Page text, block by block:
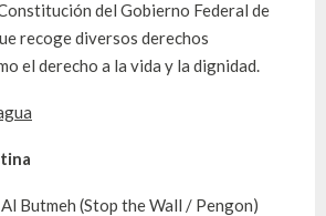
del Gobierno Federal de
recoge diversos derechos
el derecho a la vida y la dignidad.
Butmeh (Stop the Wall / Pengon)